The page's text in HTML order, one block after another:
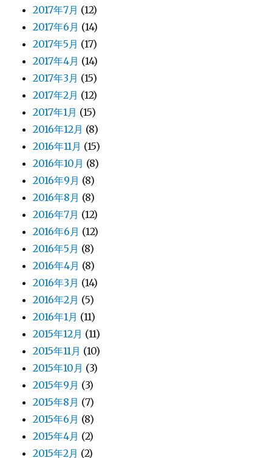
2017年7月 (12)
2017年6月 (14)
2017年5月 (17)
2017年4月 (14)
2017年3月 (15)
2017年2月 (12)
2017年1月 (15)
2016年12月 (8)
2016年11月 (15)
2016年10月 (8)
2016年9月 (8)
2016年8月 (8)
2016年7月 (12)
2016年6月 (12)
2016年5月 (8)
2016年4月 (8)
2016年3月 (14)
2016年2月 (5)
2016年1月 (11)
2015年12月 (11)
2015年11月 (10)
2015年10月 (3)
2015年9月 (3)
2015年8月 (7)
2015年6月 (8)
2015年4月 (2)
2015年2月 (2)